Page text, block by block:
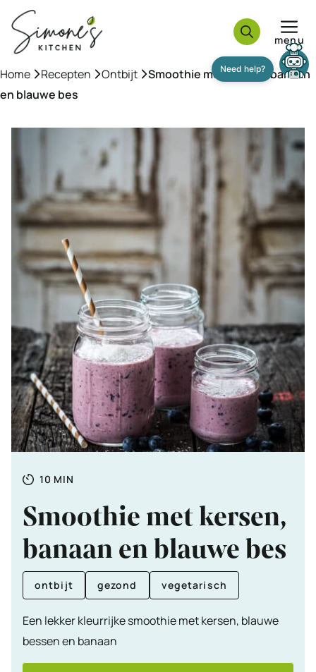
naar
inhoud
menu
Home »Recepten »Ontbijt »Smoothie met kersen, banaan
en blauwe bes
Totale
10 MINUTEN
MIN
Smoothie met kersen,
banaan en blauwe bes
ontbijt gezond vegetarisch
Een lekker kleurrijke smoothie met kersen, blauwe
bessen en banaan